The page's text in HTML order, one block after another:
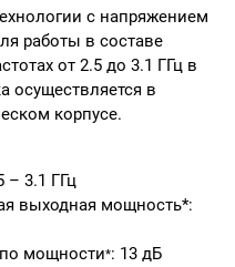
с напряжением
работы в составе
от 2.5 до 3.1 ГГц в
осуществляется в
корпусе.
– 3.1 ГГц
выходная мощность*:
мощности*: 13 дБ